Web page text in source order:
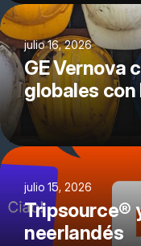
julio 16, 2026
GE Vernova
globales con
julio 15, 2026
Tripsource®
neerlandés